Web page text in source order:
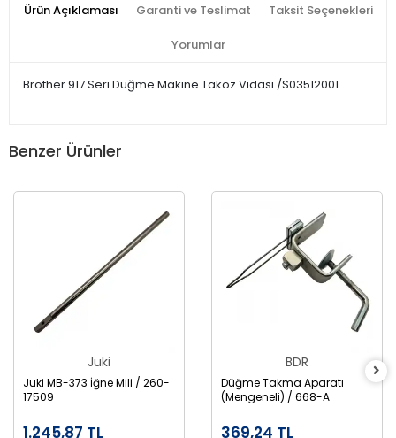
Ürün Açıklaması Garanti ve Teslimat Taksit Seçenekleri
Yorumlar
Brother 917 Seri Düğme Makine Takoz Vidası /S03512001
Benzer Ürünler
Juki
Juki MB-373 İğne Mili / 260-
17509
1.245,87 TL
BDR
Düğme Takma Aparatı
(Mengeneli) / 668-A
369,24 TL